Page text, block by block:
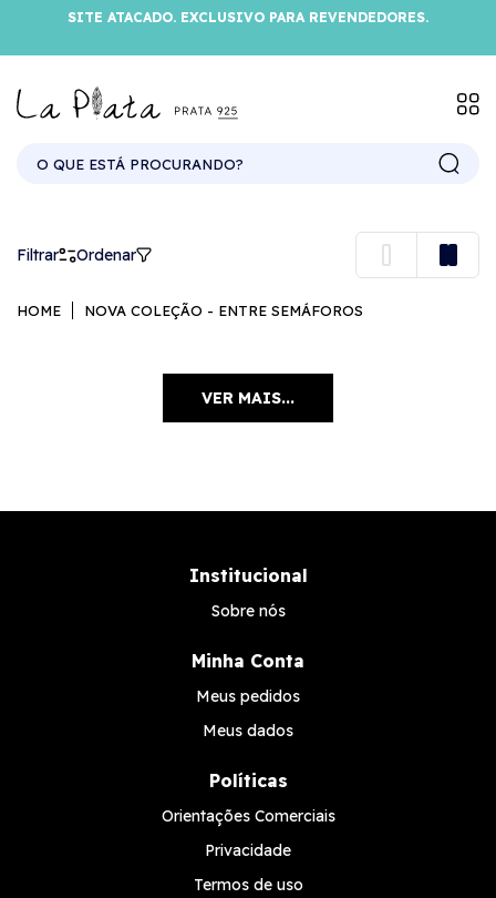
SITE ATACADO. EXCLUSIVO PARA REVENDEDORES.
Filtrar Ordenar
HOME NOVA COLEÇÃO - ENTRE SEMÁFOROS
VER MAIS...
Institucional
Sobre nós
Minha Conta
Meus pedidos
Meus dados
Políticas
Orientações Comerciais
Privacidade
Termos de uso